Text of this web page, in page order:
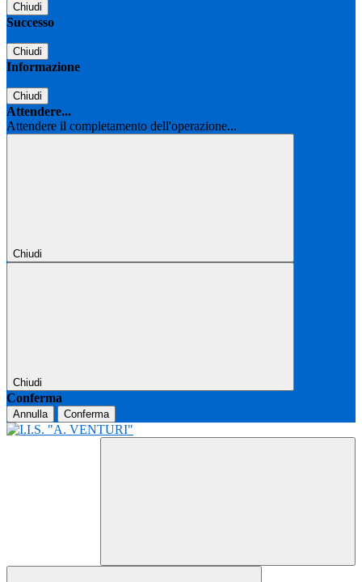
Chiudi
Successo
Chiudi
Informazione
Chiudi
Attendere...
Attendere il completamento dell'operazione...
Chiudi
Chiudi
Conferma
Annulla Conferma